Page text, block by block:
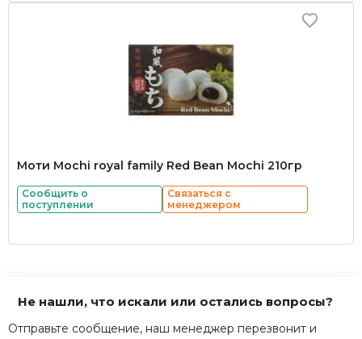
Моти Mochi royal family Red Bean Mochi 210гр
Сообщить о
поступлении
Связаться с
менеджером
Не нашли, что искали или остались вопросы?
Отправьте сообщение, наш менеджер перезвонит и